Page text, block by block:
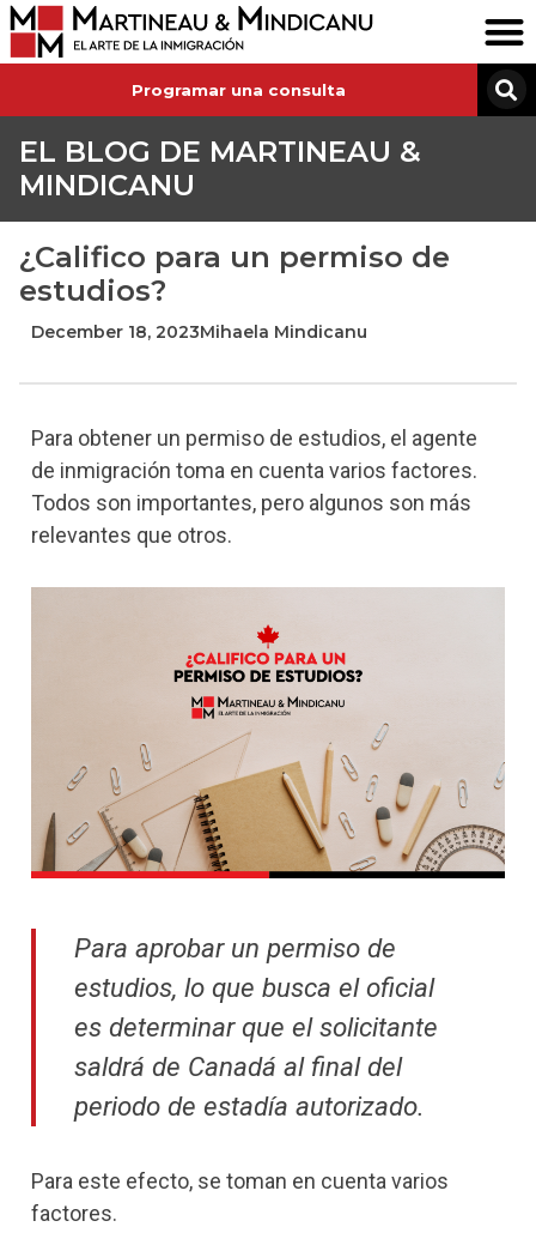
Programar una consulta
EL BLOG DE MARTINEAU &
MINDICANU
¿Califico para un permiso de
estudios?
December 18, 2023Mihaela Mindicanu
Para obtener un permiso de estudios, el agente
de inmigración toma en cuenta varios factores.
Todos son importantes, pero algunos son más
relevantes que otros.
Para aprobar un permiso de
estudios, lo que busca el oficial
es determinar que el solicitante
saldrá de Canadá al final del
periodo de estadía autorizado.
Para este efecto, se toman en cuenta varios
factores.